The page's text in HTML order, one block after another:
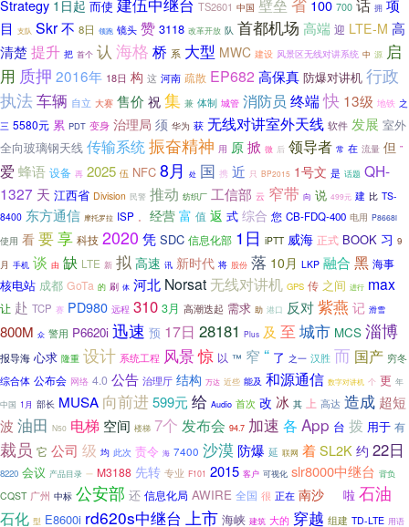
Strategy 1日起 而使 TS2601 中国 壁垒 100 700 话 拥 项
目 支队 Skr不 8日 领跑 镜头 赞 3118 改革开放 队 首都机场 高端 迎 LTE-M 高
清楚提升 把 首个 认 海格 桥 系 大型 MWC 建设 风景区无线对讲系统 中 源 启
用 质押 2016年 18日 构 这 河南 疏散 EP682 高保真 防爆对讲机 行政
执法 车辆 自立 大赛 售价 祝 集 兼 体制 城管 消防员 终端快 13级 地铁 之
三 5580元 累 PDT 变身 治理局 须 华为 获 无线对讲室外天线 软件 发展 室外
全向玻璃钢天线 传输系统振奋精神 用 原 掀 微 后 领导者 常 在 流量 但 ”
爱 蜂语 设备 再 2025 伍 NFC 8月 处 国 携 近 只 BP2015 1号文 是 话题 QH-
1327 天 江西省 Division 民警 推动 纺织厂 工信部 云 窄带 向 说 499元 建 比 TS-
8400 东方通信 摩托罗拉 ISP 。 经营 富 值 返 式 综合 您 CB-FDQ-400 电用 P8668i
使用 看 要享 科技 2020 凭 SDC 信息化部 1日 iPTT 威海 正式 BOOK 习 9
月 手机 谈 由 缺 LTE 新 拟 高速 讯 新时代 将 股份 落 10月 LKP 融合 黑 海事
核电站 成都 GoTa 的 刷 体 河北 Norsat 无线对讲机 GPS 传 之间 进行 max
让 赴 TCP 赛 PD980 远程 310 3月 高潮迭起 需求 助 港口 反对紫燕 记 滑雪
800M 众 警用 P6620i 迅速 预 17日 28181 Plus 及 至 城市 MCS 淄博
报导海 心求 隆重 设计 系统工程 风景惊 以 ™ 窄 “ 了 之一 汉胜 而 国产 穷冬
综合体 公布会 网络 4.0 公告 治理厅 结构 万达 近些 能及 和源通信 数字对讲机 个 更 年
中国 1月 部长 MUSA 向前进599元给 Audio 首次 改 冰 其 上 高达 造成 超短
波 油田 N50 电梯 空间 楼梯 7个 发布会 94.7 加速 各 App 台 拨 用于 有
裁员 它 公司 级 均 此次 责令 海 7400 沙漠 防爆 延 联网 着SL2K 约 22日
8220 会议 产品目录 一 M3188 先转 专业 F101 2015 客户 可视化 slr8000中继台 背负
CQST 广州 中标 公安部 还 信息化局 AWIRE 全国 很 正在 南沙 啦 石油
石化 型 E8600i rd620s中继台 上市 海峡 建筑 大的 穿越 组建 TD-LTE 用语